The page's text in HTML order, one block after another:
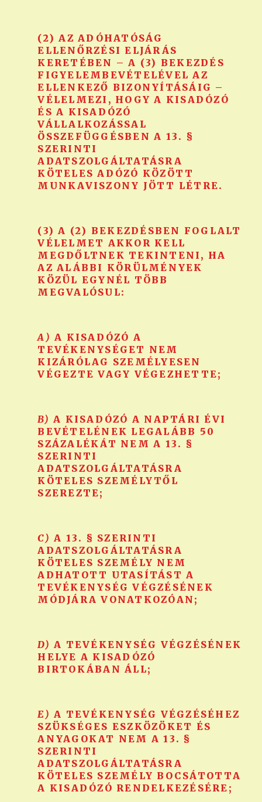
(2) AZ ADÓHATÓSÁG
ELLENŐRZÉSI ELJÁRÁS
KERETÉBEN – A (3) BEKEZDÉS
FIGYELEMBEVÉTELÉVEL AZ
ELLENKEZŐ BIZONYÍTÁSÁIG –
VÉLELMEZI, HOGY A KISADÓZÓ
ÉS A KISADÓZÓ
VÁLLALKOZÁSSAL
ÖSSZEFÜGGÉSBEN A 13. §
SZERINTI
ADATSZOLGÁLTATÁSRA
KÖTELES ADÓZÓ KÖZÖTT
MUNKAVISZONY JÖTT LÉTRE.
(3) A (2) BEKEZDÉSBEN FOGLALT
VÉLELMET AKKOR KELL
MEGDŐLTNEK TEKINTENI, HA
AZ ALÁBBI KÖRÜLMÉNYEK
KÖZÜL EGYNÉL TÖBB
MEGVALÓSUL:
A)A KISADÓZÓ A
TEVÉKENYSÉGET NEM
KIZÁRÓLAG SZEMÉLYESEN
VÉGEZTE VAGY VÉGEZHETTE;
B)A KISADÓZÓ A NAPTÁRI ÉVI
BEVÉTELÉNEK LEGALÁBB 50
SZÁZALÉKÁT NEM A 13. §
SZERINTI
ADATSZOLGÁLTATÁSRA
KÖTELES SZEMÉLYTŐL
SZEREZTE;
C)A 13. § SZERINTI
ADATSZOLGÁLTATÁSRA
KÖTELES SZEMÉLY NEM
ADHATOTT UTASÍTÁST A
TEVÉKENYSÉG VÉGZÉSÉNEK
MÓDJÁRA VONATKOZÓAN;
D)A TEVÉKENYSÉG VÉGZÉSÉNEK
HELYE A KISADÓZÓ
BIRTOKÁBAN ÁLL;
E)A TEVÉKENYSÉG VÉGZÉSÉHEZ
SZÜKSÉGES ESZKÖZÖKET ÉS
ANYAGOKAT NEM A 13. §
SZERINTI
ADATSZOLGÁLTATÁSRA
KÖTELES SZEMÉLY BOCSÁTOTTA
A KISADÓZÓ RENDELKEZÉSÉRE;